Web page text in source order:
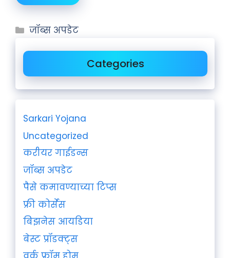
जॉब्स अपडेट
Categories
Sarkari Yojana
Uncategorized
करीयर गाईडन्स
जॉब्स अपडेट
पैसे कमावण्याच्या टिप्स
फ्री कोर्सेस
बिझनेस आयडिया
बेस्ट प्रॉडक्ट्स